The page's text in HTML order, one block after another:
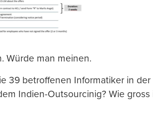
Würde man meinen.
39 betroffenen Informatiker in der
Indien-Outsourcinig? Wie gross